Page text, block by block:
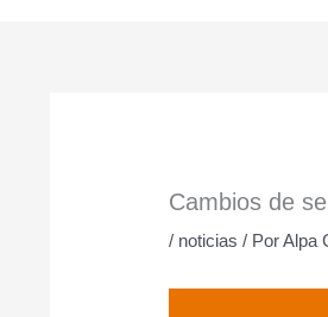
Cambios de
/ noticias / PorAlpa